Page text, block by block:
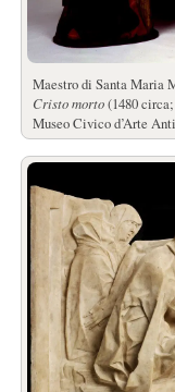
Maestro di Santa Maria
Cristo morto(1480
Museo Civico d’Arte